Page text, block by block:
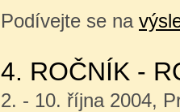
Podívejte se na
4. ROČNÍK -
2. - 10. října 2004,